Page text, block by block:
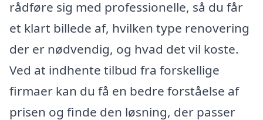
rådføre sig med professionelle, så du får
et klart billede af, hvilken type renovering
der er nødvendig, og hvad det vil koste.
Ved at indhente tilbud fra forskellige
firmaer kan du få en bedre forståelse af
prisen og finde den løsning, der passer